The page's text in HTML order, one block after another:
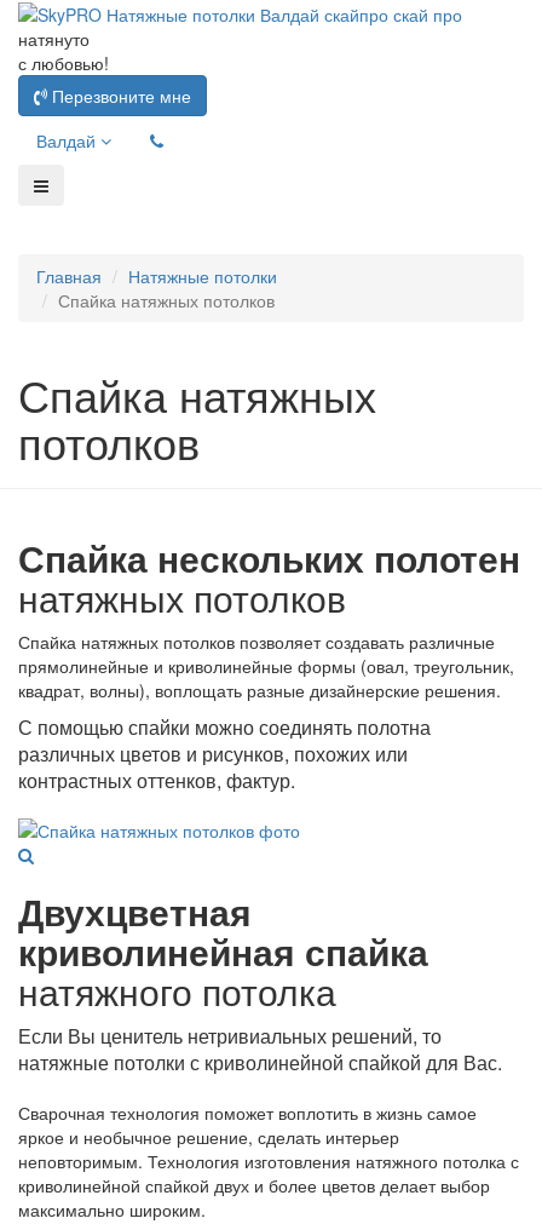
натянуто
с любовью!
Перезвоните мне
Валдай
Главная
Натяжные потолки
Спайка натяжных потолков
Спайка натяжных
потолков
Спайка нескольких полотен
натяжных потолков
Спайка натяжных потолков позволяет создавать различные
прямолинейные и криволинейные формы (овал, треугольник,
квадрат, волны), воплощать разные дизайнерские решения.
С помощью спайки можно соединять полотна
различных цветов и рисунков, похожих или
контрастных оттенков, фактур.
Двухцветная
криволинейная спайка
натяжного потолка
Если Вы ценитель нетривиальных решений, то
натяжные потолки с криволинейной спайкой для Вас.
Сварочная технология поможет воплотить в жизнь самое
яркое и необычное решение, сделать интерьер
неповторимым. Технология изготовления натяжного потолка с
криволинейной спайкой двух и более цветов делает выбор
максимально широким.